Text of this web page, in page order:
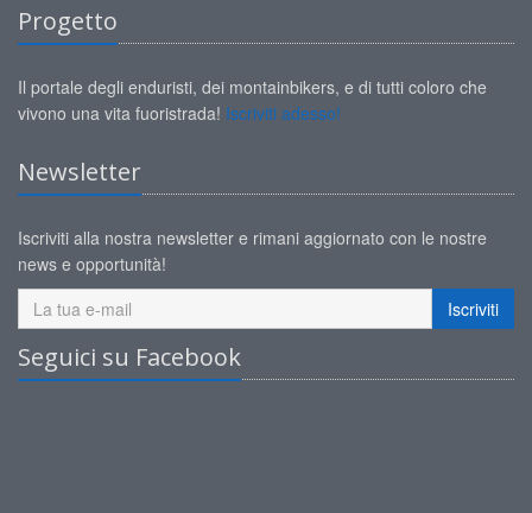
Progetto
Il portale degli enduristi, dei montainbikers, e di tutti coloro che
vivono una vita fuoristrada! Iscriviti adesso!
Newsletter
Iscriviti alla nostra newsletter e rimani aggiornato con le nostre
news e opportunità!
Iscriviti
Seguici su Facebook